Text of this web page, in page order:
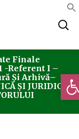
Finale
-referent I –
Și Arhivă–
ȘI JURIDICĂ